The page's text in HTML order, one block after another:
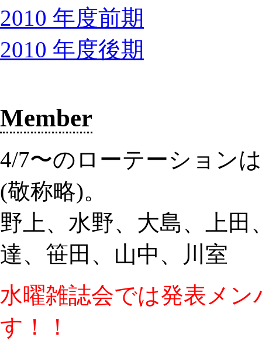
2010 年度前期
2010 年度後期
Member
4/7〜のローテーション
(敬称略)。
野上、水野、大島、上田
達、笹田、山中、川室
水曜雑誌会では発表メ
す！！